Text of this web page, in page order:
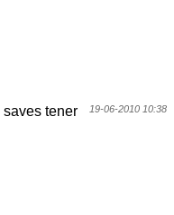
19-06-2010 10:38
tener